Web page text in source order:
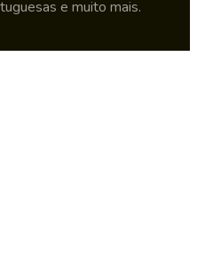
e muito mais.